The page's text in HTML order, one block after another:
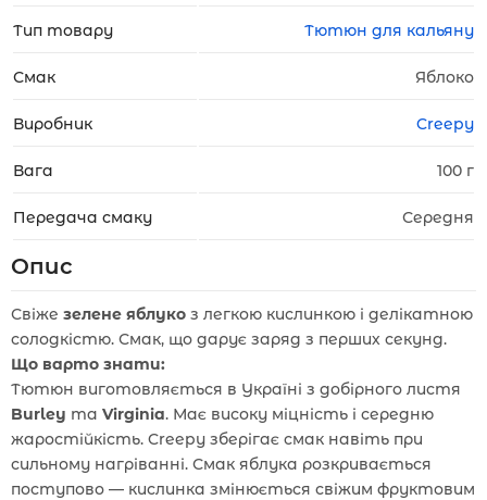
Тип товару Тютюн для кальяну
Смак Яблоко
Виробник Creepy
Вага 100 г
Передача смаку Середня
Опис
Свіже зелене яблуко з легкою кислинкою і делікатною
солодкістю. Смак, що дарує заряд з перших секунд.
Що варто знати:
Тютюн виготовляється в Україні з добірного листя
Burley та Virginia. Має високу міцність і середню
жаростійкість. Creepy зберігає смак навіть при
сильному нагріванні. Смак яблука розкривається
поступово — кислинка змінюється свіжим фруктовим